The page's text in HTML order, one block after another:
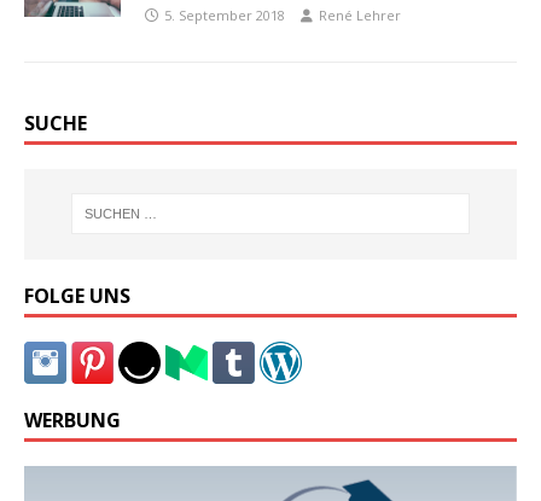
5. September 2018 René Lehrer
SUCHE
FOLGE UNS
WERBUNG